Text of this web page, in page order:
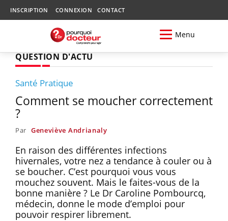
INSCRIPTION CONNEXION CONTACT
Menu
QUESTION D'ACTU
Santé Pratique
Comment se moucher correctement
?
Par Geneviève Andrianaly
En raison des différentes infections
hivernales, votre nez a tendance à couler ou à
se boucher. C’est pourquoi vous vous
mouchez souvent. Mais le faites-vous de la
bonne manière ? Le Dr Caroline Pombourcq,
médecin, donne le mode d’emploi pour
pouvoir respirer librement.